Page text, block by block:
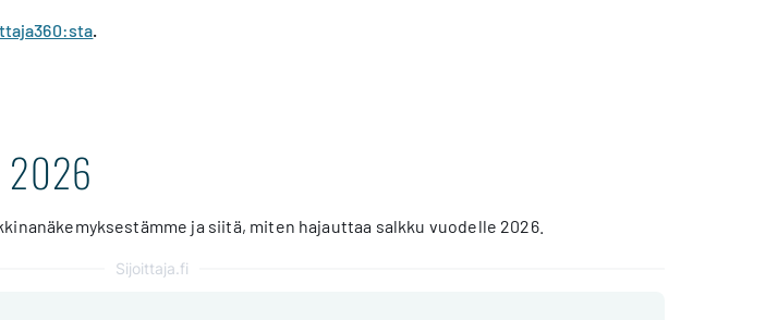
.
2026
ja siitä, miten hajauttaa salkku vuodelle 2026.
Sijoittaja.fi